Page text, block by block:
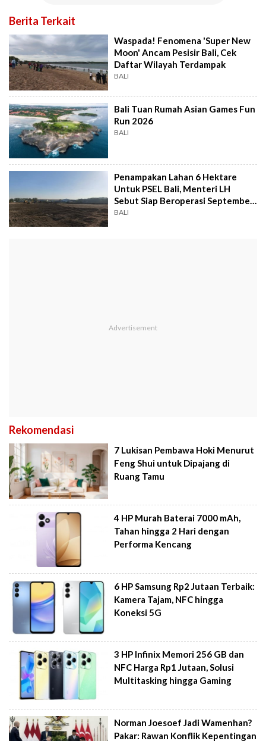
Berita Terkait
Waspada! Fenomena 'Super New
Moon' Ancam Pesisir Bali, Cek
Daftar Wilayah Terdampak
BALI
Bali Tuan Rumah Asian Games Fun
Run 2026
BALI
Penampakan Lahan 6 Hektare
Untuk PSEL Bali, Menteri LH
Sebut Siap Beroperasi September
2027
BALI
Rekomendasi
7 Lukisan Pembawa Hoki Menurut
Feng Shui untuk Dipajang di
Ruang Tamu
4 HP Murah Baterai 7000 mAh,
Tahan hingga 2 Hari dengan
Performa Kencang
6 HP Samsung Rp2 Jutaan Terbaik:
Kamera Tajam, NFC hingga
Koneksi 5G
3 HP Infinix Memori 256 GB dan
NFC Harga Rp1 Jutaan, Solusi
Multitasking hingga Gaming
Norman Joesoef Jadi Wamenhan?
Pakar: Rawan Konflik Kepentingan